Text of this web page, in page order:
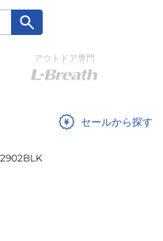
アウトドア専門
セール